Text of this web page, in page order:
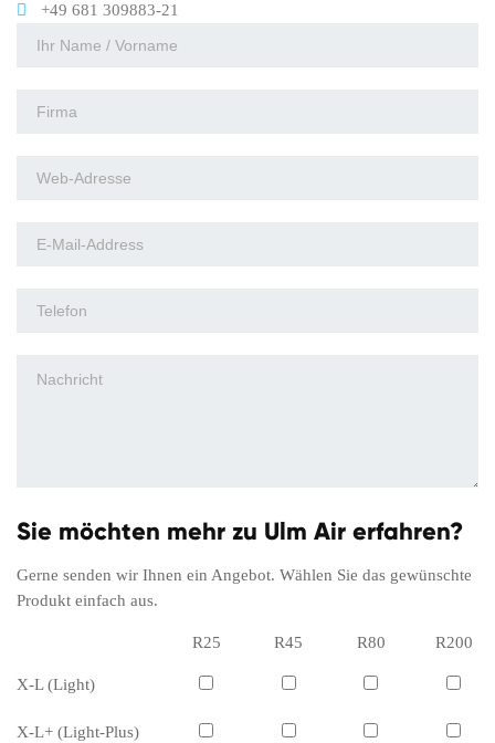
+49 681 309883-21
Sie möchten mehr zu Ulm Air erfahren?
Gerne senden wir Ihnen ein Angebot. Wählen Sie das gewünschte
Produkt einfach aus.
R25 R45 R80 R200
X-L (Light)
X-L+ (Light-Plus)